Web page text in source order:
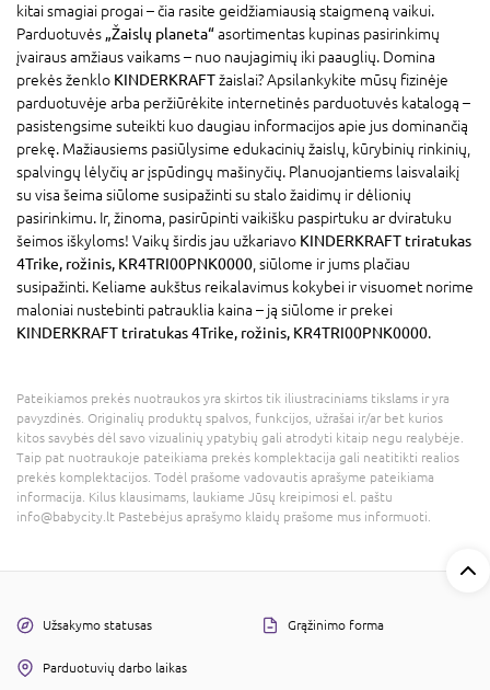
kitai smagiai progai – čia rasite geidžiamiausią staigmeną vaikui.
Parduotuvės „Žaislų planeta“asortimentas kupinas pasirinkimų
įvairaus amžiaus vaikams – nuo naujagimių iki paauglių. Domina
prekės ženklo KINDERKRAFTžaislai? Apsilankykite mūsų fizinėje
parduotuvėje arba peržiūrėkite internetinės parduotuvės katalogą –
pasistengsime suteikti kuo daugiau informacijos apie jus dominančią
prekę. Mažiausiems pasiūlysime edukacinių žaislų, kūrybinių rinkinių,
spalvingų lėlyčių ar įspūdingų mašinyčių. Planuojantiems laisvalaikį
su visa šeima siūlome susipažinti su stalo žaidimų ir dėlionių
pasirinkimu. Ir, žinoma, pasirūpinti vaikišku paspirtuku ar dviratuku
šeimos iškyloms! Vaikų širdis jau užkariavo KINDERKRAFT triratukas
4Trike, rožinis, KR4TRI00PNK0000 , siūlome ir jums plačiau
susipažinti. Keliame aukštus reikalavimus kokybei ir visuomet norime
maloniai nustebinti patrauklia kaina – ją siūlome ir prekei
KINDERKRAFT triratukas 4Trike, rožinis, KR4TRI00PNK0000.
Pateikiamos prekės nuotraukos yra skirtos tik iliustraciniams tikslams ir yra
pavyzdinės. Originalių produktų spalvos, funkcijos, užrašai ir/ar bet kurios
kitos savybės dėl savo vizualinių ypatybių gali atrodyti kitaip negu realybėje.
Taip pat nuotraukoje pateikiama prekės komplektacija gali neatitikti realios
prekės komplektacijos. Todėl prašome vadovautis aprašyme pateikiama
informacija. Kilus klausimams, laukiame Jūsų kreipimosi el. paštu
info@babycity.lt Pastebėjus aprašymo klaidų prašome mus informuoti.
Užsakymo statusas Grąžinimo forma
Parduotuvių darbo laikas